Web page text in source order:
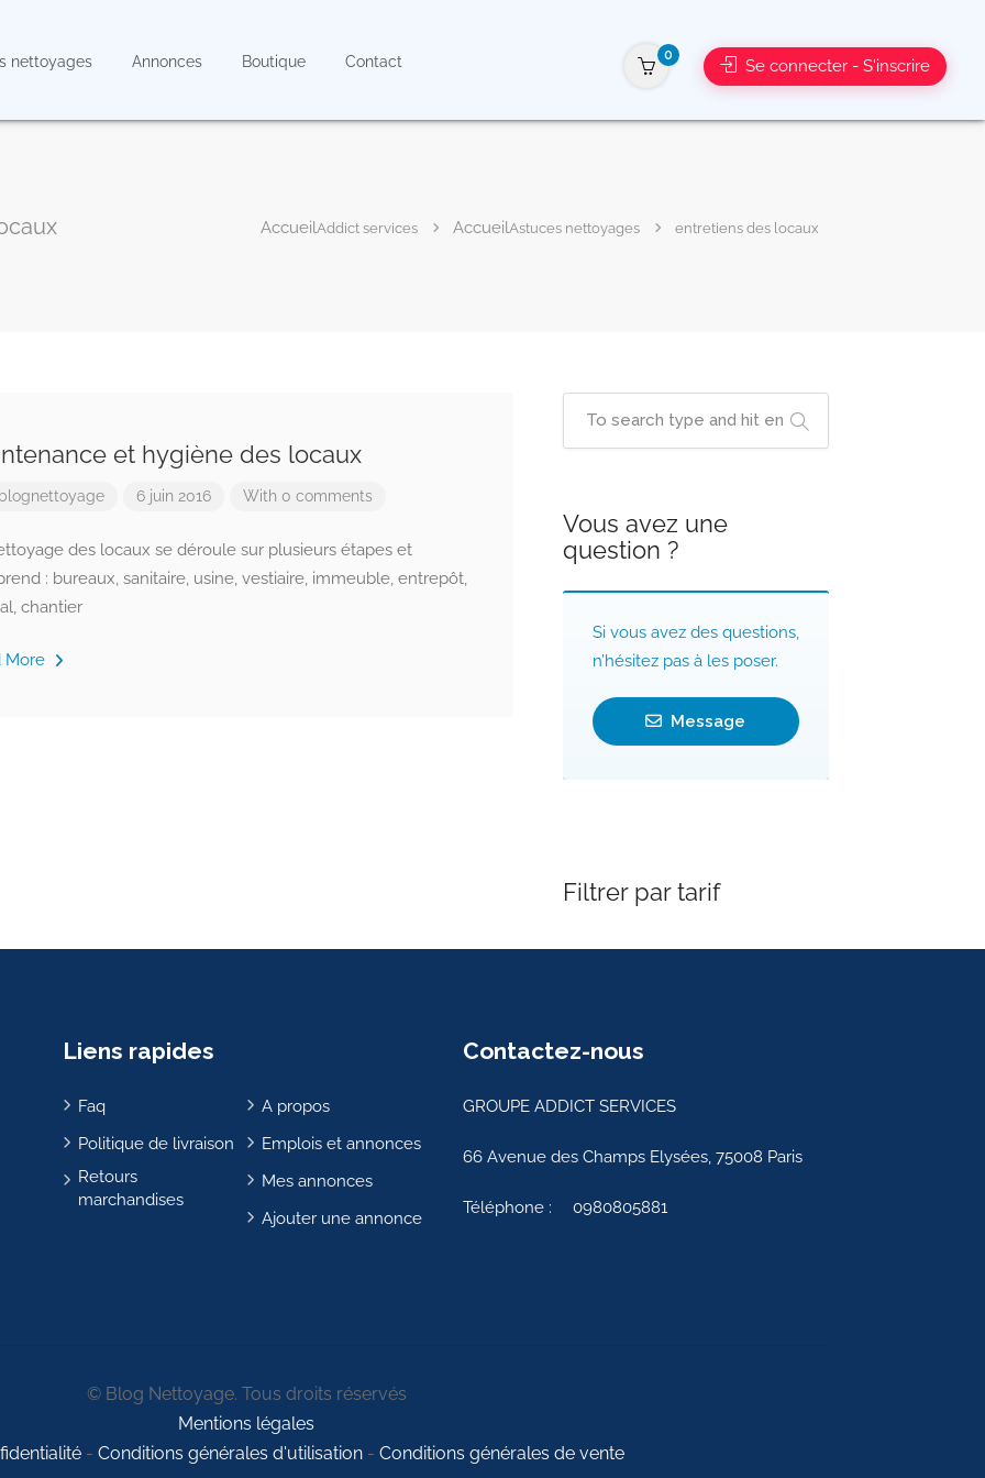
nettoyages Annonces Boutique Contact 0
Se connecter - S'inscrire
Addict services Astuces nettoyages entretiens des locaux
et hygiène des locaux
blognettoyage 6 juin 2016 With 0 comments
des locaux se déroule sur plusieurs étapes et
: bureaux, sanitaire, usine, vestiaire, immeuble, entrepôt,
chantier
More
Vous avez une
question ?
Si vous avez des questions,
n’hésitez pas à les poser.
Message
Filtrer par tarif
Liens rapides
Faq
Politique de livraison
Retours
marchandises
A propos
Emplois et annonces
Mes annonces
Ajouter une annonce
Contactez-nous
GROUPE ADDICT SERVICES
66 Avenue des Champs Elysées, 75008 Paris
Téléphone : 0980805881
© Blog Nettoyage. Tous droits réservés
Mentions légales
- Conditions générales d'utilisation- Conditions générales de vente